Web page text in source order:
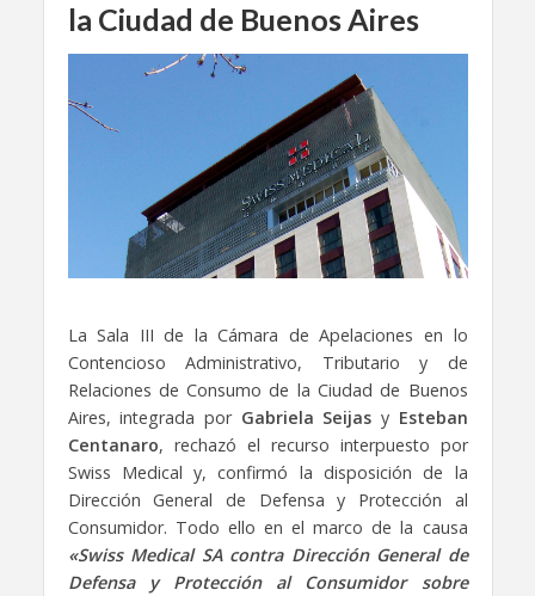
la Ciudad de Buenos Aires
La Sala III de la Cámara de Apelaciones en lo
Contencioso Administrativo, Tributario y de
Relaciones de Consumo de la Ciudad de Buenos
Aires, integrada por Gabriela Seijas y Esteban
Centanaro, rechazó el recurso interpuesto por
Swiss Medical y, confirmó la disposición de la
Dirección General de Defensa y Protección al
Consumidor. Todo ello en el marco de la causa
«Swiss Medical SA contra Dirección General de
Defensa y Protección al Consumidor sobre